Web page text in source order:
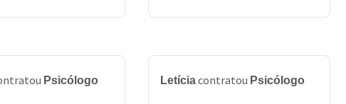
Psicólogo Letíciacontratou Psicólogo